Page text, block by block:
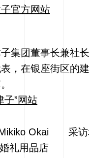
官方网站
集团董事长兼社
，在银座街区的
子”网站
Okai 采访
礼用品店